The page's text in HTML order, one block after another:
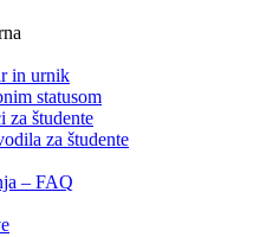
in urnik
statusom
za študente
za študente
– FAQ